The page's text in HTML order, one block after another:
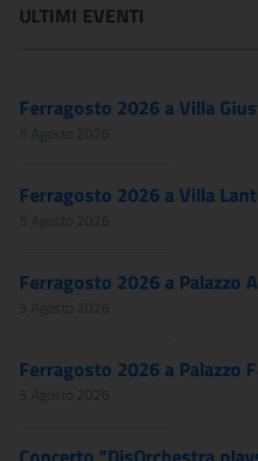
ULTIMI EVENTI
Ferragosto 2026 a Villa
5 Agosto 2026
Ferragosto 2026 a Villa
5 Agosto 2026
Ferragosto 2026 a Palazzo
5 Agosto 2026
Ferragosto 2026 a Palazzo
5 Agosto 2026